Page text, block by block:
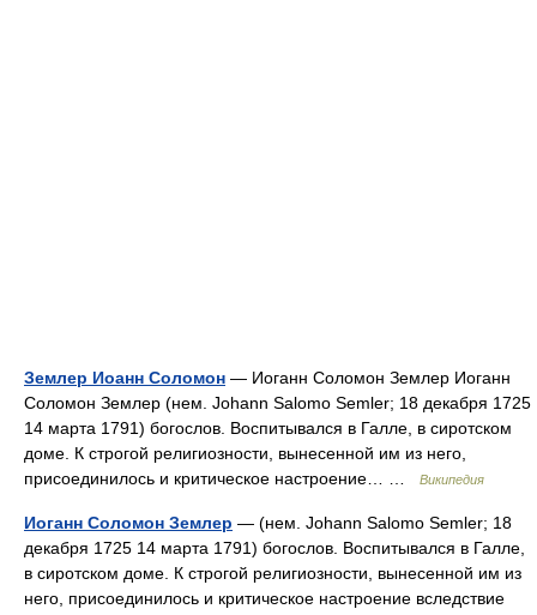
Землер Иоанн Соломон — Иоганн Соломон Землер Иоганн
Соломон Землер (нем. Johann Salomo Semler; 18 декабря 1725
14 марта 1791) богослов. Воспитывался в Галле, в сиротском
доме. К строгой религиозности, вынесенной им из него,
присоединилось и критическое настроение… …
Википедия
Иоганн Соломон Землер — (нем. Johann Salomo Semler; 18
декабря 1725 14 марта 1791) богослов. Воспитывался в Галле,
в сиротском доме. К строгой религиозности, вынесенной им из
него, присоединилось и критическое настроение вследствие